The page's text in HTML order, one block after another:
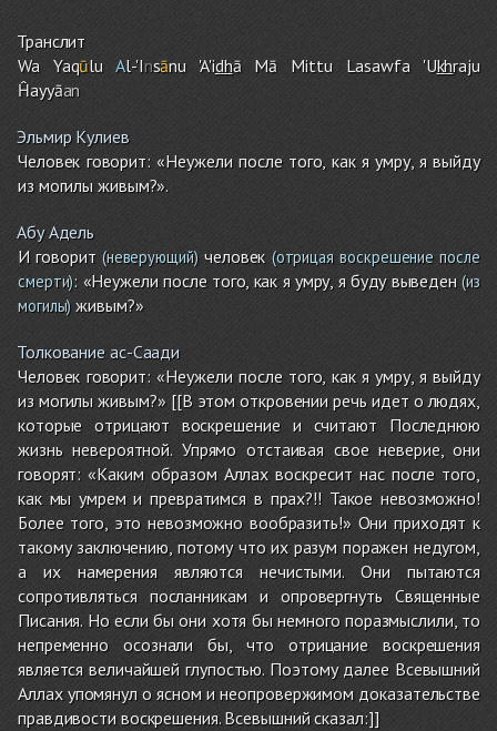
Транслит
Wa Yaqūlu Al-'Insānu 'A'idhā Mā Mittu Lasawfa 'Ukhraju
Ĥayyāan
Эльмир Кулиев
Человек говорит: «Неужели после того, как я умру, я выйду
из могилы живым?».
Абу Адель
И говорит(неверующий)человек (отрицая воскрешение после
смерти): «Неужели после того, как я умру, я буду выведен(из
могилы) живым?»
Толкование ас-Саади
Человек говорит: «Неужели после того, как я умру, я выйду
из могилы живым?» [[В этом откровении речь идет о людях,
которые отрицают воскрешение и считают Последнюю
жизнь невероятной. Упрямо отстаивая свое неверие, они
говорят: «Каким образом Аллах воскресит нас после того,
как мы умрем и превратимся в прах?!! Такое невозможно!
Более того, это невозможно вообразить!» Они приходят к
такому заключению, потому что их разум поражен недугом,
а их намерения являются нечистыми. Они пытаются
сопротивляться посланникам и опровергнуть Священные
Писания. Но если бы они хотя бы немного поразмыслили, то
непременно осознали бы, что отрицание воскрешения
является величайшей глупостью. Поэтому далее Всевышний
Аллах упомянул о ясном и неопровержимом доказательстве
правдивости воскрешения. Всевышний сказал:]]